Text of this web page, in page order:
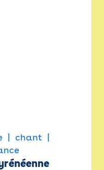
chant